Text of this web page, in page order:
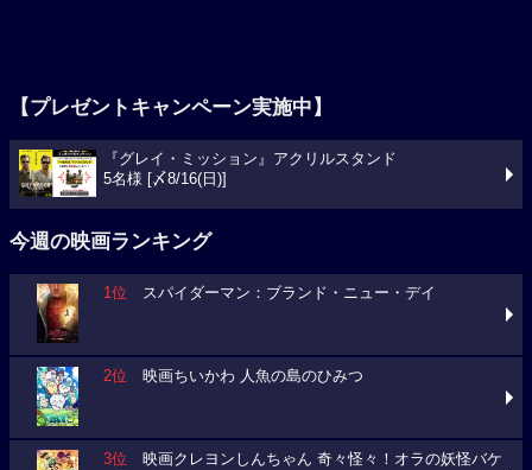
【プレゼントキャンペーン実施中】
『グレイ・ミッション』アクリルスタンド
5名様 [〆8/16(日)]
今週の映画ランキング
1位 スパイダーマン：ブランド・ニュー・デイ
2位 映画ちいかわ 人魚の島のひみつ
3位 映画クレヨンしんちゃん 奇々怪々！オラの妖怪バケ